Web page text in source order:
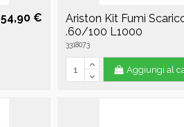
54,90 €
Ariston Kit Fumi
.60/100 L1000
3318073
Aggiungi al